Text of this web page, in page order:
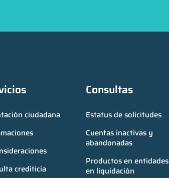
ciudadana
crediticia
Consultas
Estatus de solicitudes
Cuentas inactivas y
abandonadas
Productos en entidades
en liquidación